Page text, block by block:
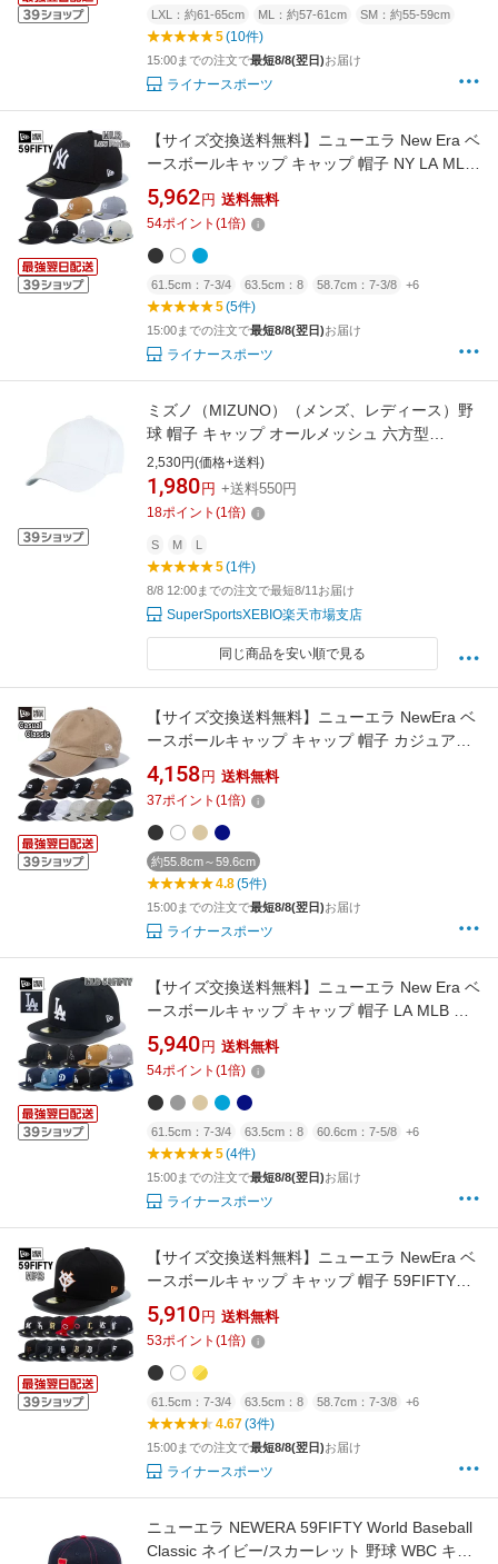
LXL：約61-65cm ML：約57-61cm SM：約55-59cm
5(10件)
15:00までの注文で最短8/8(翌日)お届け
ライナースポーツ
【サイズ交換送料無料】ニューエラ New Era ベ
ースボールキャップ キャップ 帽子 NY LA MLB
LP Low Profile 59FIFTY メジャーリーグ 正規品
MLB-LP-59FIFTY
5,962 円 送料無料
54ポイント (1倍)
61.5cm：7-3/4 63.5cm：8 58.7cm：7-3/8 +6
5(5件)
15:00までの注文で最短8/8(翌日)お届け
ライナースポーツ
ミズノ（MIZUNO）（メンズ、レディース）野
球 帽子 キャップ オールメッシュ 六方型
12JWBB0301
2,530円(価格+送料)
1,980 円 +送料550円
18ポイント (1倍)
S M L
5(1件)
8/8 12:00までの注文で最短8/11お届け
SuperSportsXEBIO楽天市場支店
同じ商品を安い順で見る
【サイズ交換送料無料】ニューエラ NewEra ベ
ースボールキャップ キャップ 帽子 カジュアル
クラシック Casual Classic アジャスタブル ス
ナップボタン 正規品 ベーシック
CASUALCLASSIC
4,158 円 送料無料
37ポイント (1倍)
約55.8cm～59.6cm
4.8(5件)
15:00までの注文で最短8/8(翌日)お届け
ライナースポーツ
【サイズ交換送料無料】ニューエラ New Era ベ
ースボールキャップ キャップ 帽子 LA MLB ロ
サンゼルス ドジャース メジャーリーグ
MLB59FIFTY 正規品 MLB-59FIFTY-LA
5,940 円 送料無料
54ポイント (1倍)
61.5cm：7-3/4 63.5cm：8 60.6cm：7-5/8 +6
5(4件)
15:00までの注文で最短8/8(翌日)お届け
ライナースポーツ
【サイズ交換送料無料】ニューエラ NewEra ベ
ースボールキャップ キャップ 帽子 59FIFTY
NPB 日本プロ野球チームロゴ NPB-59FIFTY
5,910 円 送料無料
53ポイント (1倍)
61.5cm：7-3/4 63.5cm：8 58.7cm：7-3/8 +6
4.67(3件)
15:00までの注文で最短8/8(翌日)お届け
ライナースポーツ
ニューエラ NEWERA 59FIFTY World Baseball
Classic ネイビー/スカーレット 野球 WBC キャ